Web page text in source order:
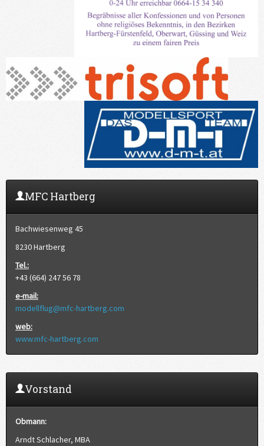
MFC Hartberg
Bachwiesenweg 45
8230 Hartberg
Tel.:
+43 (664) 247 56 78
e-mail:
modellflug@mfc-hartberg.com
web:
www.mfc-hartberg.com
Vorstand
Obmann:
Arndt Schlacher, MBA